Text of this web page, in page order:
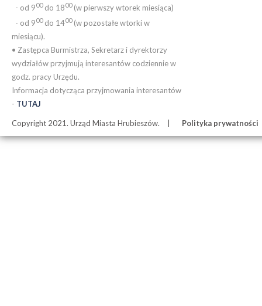
- od 900do 1800(w pierwszy wtorek miesiąca)
- od 900do 1400(w pozostałe wtorki w
miesiącu).
• Zastępca Burmistrza, Sekretarz i dyrektorzy
wydziałów przyjmują interesantów codziennie w
godz. pracy Urzędu.
Informacja dotycząca przyjmowania interesantów
- TUTAJ
Copyright 2021. Urząd Miasta Hrubieszów. Polityka prywatności